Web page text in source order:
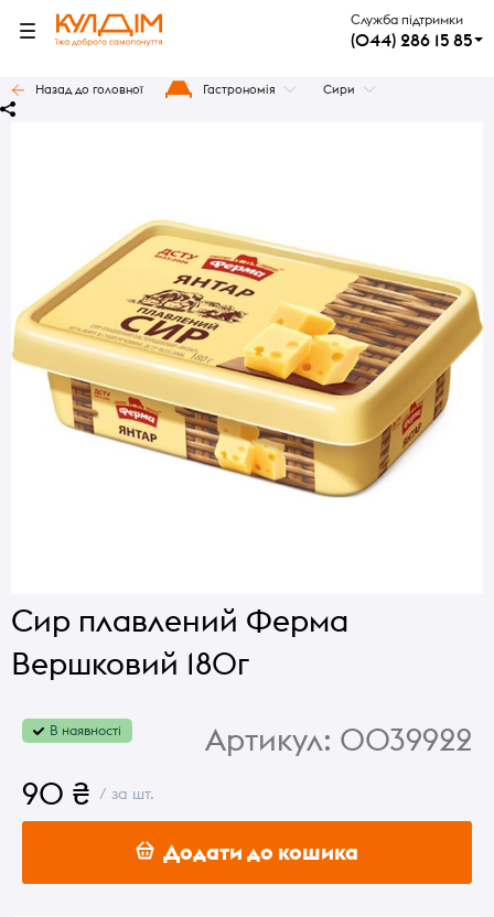
Служба підтримки
(044) 286 15 85
Назад до головної Гастрономія Сири
Сир плавлений Ферма
Вершковий 180г
В наявності Артикул: 0039922
90 ₴ / за шт.
Додати до кошика